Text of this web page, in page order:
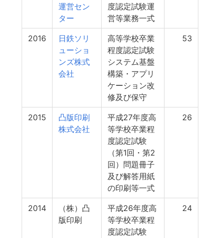
運営セン
ター
度認定試験運
営等業務一式
2016
日鉄ソリ
ューショ
ンズ株式
会社
高等学校卒業
程度認定試験
システム基盤
構築・アプリ
ケーション改
修及び保守
53
2015
凸版印刷
株式会社
平成27年度高
等学校卒業程
度認定試験
（第1回・第2
回）問題冊子
及び解答用紙
の印刷等一式
26
2014
（株）凸
版印刷
平成26年度高
等学校卒業程
度認定試験
24